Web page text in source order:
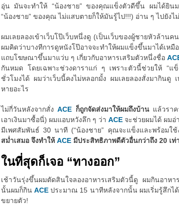
อุ่น มันจะทำให้ “น้องชาย” ของคุณแข็งตัวดีขึ้น ผมได้ยินม
“น้องชาย” ของคุณ ไม่แสบตายก็ให้มันรู้ไป!!!) อ่าน ๆ ไปยังไ
ผมเลยลองเข้าเว็บโป๊เว็บหนึ่งดู (เป็นเว็บของผู้ชายหัวล้าน
ผมคิดว่าบางทีการดูหนังโป๊อาจจะทำให้ผมแข็งขึ้นมาได้
แถบโฆษณาขึ้นมาแว่บ ๆ เกี่ยวกับอาหารเสริมตัวหนึ่งชื่อ
กันหมด โดยเฉพาะช่วงดาราแก่ ๆ เพราะตัวนี้ช่วยให้ “แ
ชั่วโมงได้ ผมว่าเว็บนี้คงไม่หลอกมั้ง ผมเลยลองสั่งมากินดู
หายอะไร
ไม่กี่วันหลังจากสั่งACE ก็ถูกจัดส่งมาให้ผมถึงบ้าน แล้วรา
เอาเงินมาซื้อนี่) ผมแอบหวังลึก ๆ ว่า ACEจะช่วยผมได้ ผมอ่
มีเพศสัมพันธ์ 30 นาที (“น้องชาย” คุณจะแข็งและพร้อมใช้
สม่ำเสมอ จึงทำให้ ACEมีประสิทธิภาพดีตัวอื่นกว่าถึง 20 เท่า
ในที่สุดก็เจอ “ทางออก”
เช้าวันรุ่งขึ้นผมตัดสินใจลองอาหารเสริมตัวนี้ดู ผมกินอาห
นั้นผมก็กินACE ประมาณ 15 นาทีหลังจากนั้น ผมเริ่มรู้สึกไ
ขยายตัว!